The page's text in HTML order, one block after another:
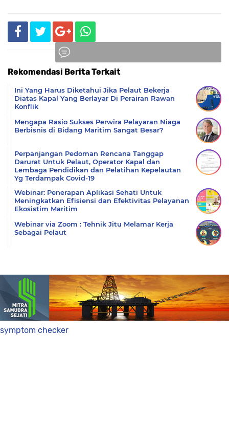
Rekomendasi Berita Terkait
Ini Yang Harus Diketahui Jika Pelaut Bekerja
Diatas Kapal Yang Berlayar Di Perairan Rawan
Konflik
Mengapa Rasio Sukses Perwira Pelayaran Niaga
Berbisnis di Bidang Maritim Sangat Besar?
Perpanjangan Pedoman Rencana Tanggap
Darurat Untuk Pelaut, Operator Kapal dan
Lembaga Pendidikan dan Pelatihan Kepelautan
Yg Terdampak Covid-19
Webinar: Penerapan Aplikasi Sehati Untuk
Meningkatkan Efisiensi dan Efektivitas Pelayanan
Ekosistim Maritim
Webinar via Zoom : Tehnik Jitu Melamar Kerja
Sebagai Pelaut
symptom checker